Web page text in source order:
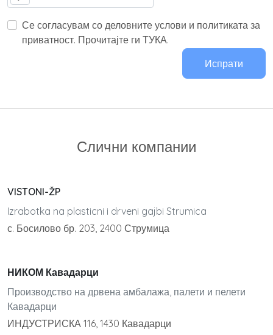
Се согласувам со деловните услови и политиката за
приватност. Прочитајте ги ТУКА.
Испрати
Слични компании
VISTONI-ŽP
Izrabotka na plasticni i drveni gajbi Strumica
с. Босилово бр. 203, 2400 Струмица
НИКОМ Кавадарци
Производство на дрвена амбалажа, палети и пелети
Кавадарци
ИНДУСТРИСКА 116, 1430 Кавадарци